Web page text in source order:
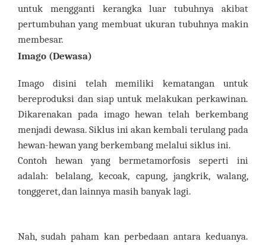
untuk mengganti kerangka luar tubuhnya akibat
pertumbuhan yang membuat ukuran tubuhnya makin
membesar.
Imago (Dewasa)
Imago disini telah memiliki kematangan untuk
bereproduksi dan siap untuk melakukan perkawinan.
Dikarenakan pada imago hewan telah berkembang
menjadi dewasa. Siklus ini akan kembali terulang pada
hewan-hewan yang berkembang melalui siklus ini.
Contoh hewan yang bermetamorfosis seperti ini
adalah: belalang, kecoak, capung, jangkrik, walang,
tonggeret, dan lainnya masih banyak lagi.
Nah, sudah paham kan perbedaan antara keduanya.